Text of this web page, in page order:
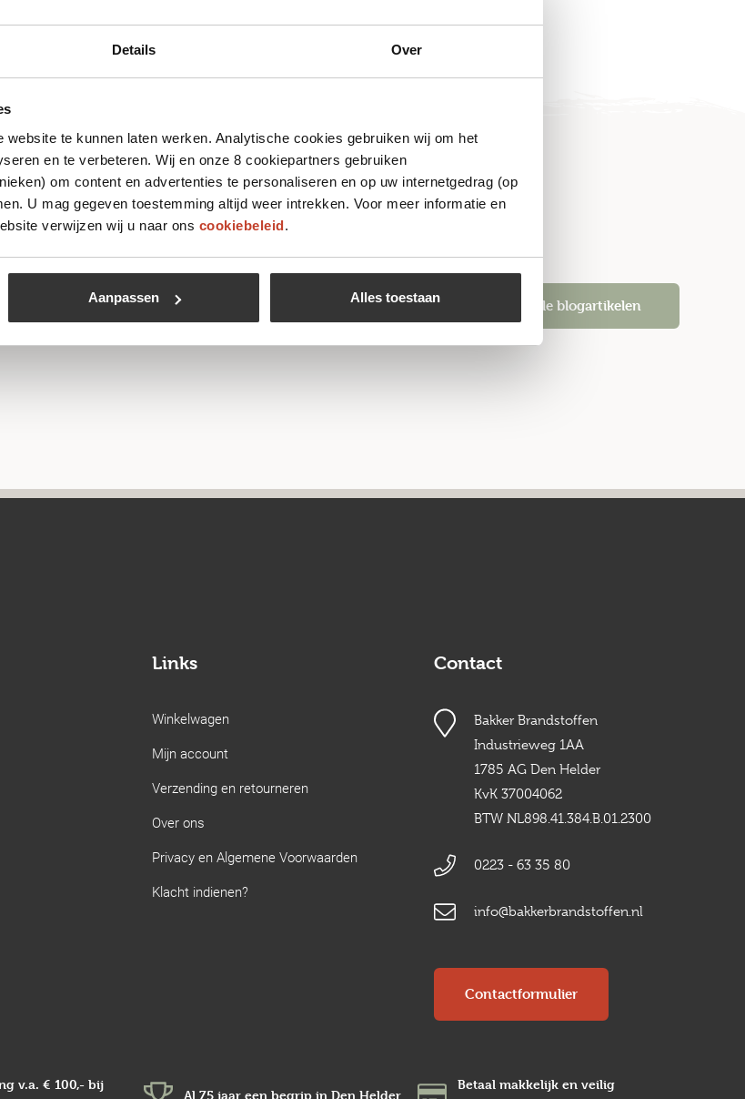
Details Over
te kunnen laten werken. Analytische cookies gebruiken wij om het
en te verbeteren. Wij en onze 8 cookiepartners gebruiken
om content en advertenties te personaliseren en op uw internetgedrag (op
U mag gegeven toestemming altijd weer intrekken. Voor meer informatie en
verwijzen wij u naar ons cookiebeleid.
Aanpassen Alles toestaan Alle blogartikelen
Links
Winkelwagen
Mijn account
Verzending en retourneren
Over ons
Privacy en Algemene Voorwaarden
Klacht indienen?
Contact
Bakker Brandstoffen
Industrieweg 1AA
1785 AG Den Helder
KvK 37004062
BTW NL898.41.384.B.01.2300
0223 - 63 35 80
info@bakkerbrandstoffen.nl
Contactformulier
v.a. € 100,- bij
Al 75 jaar een begrip in Den Helder
Betaal makkelijk en veilig